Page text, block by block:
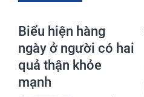
Biểu hiện hàng
ngày ở người có hai
quả thận khỏe
mạnh